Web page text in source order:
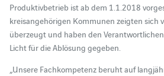
Produktivbetrieb ist ab dem 1.1.2018
kreisangehörigen Kommunen zeigten sich
überzeugt und haben den
Licht für die Ablösung gegeben.
„Unsere Fachkompetenz beruht auf